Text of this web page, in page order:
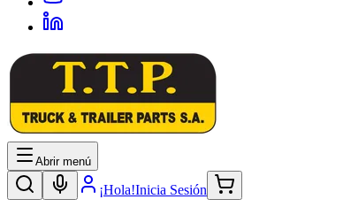
Abrir menú
¡Hola!Inicia Sesión